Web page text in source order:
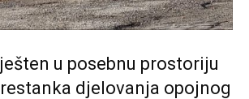
u posebnu prostoriju
djelovanja opojnog